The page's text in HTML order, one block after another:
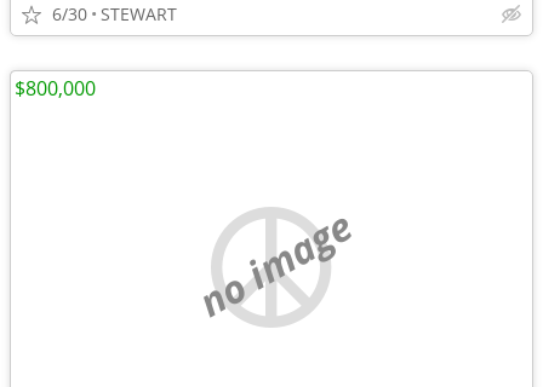
6/30 STEWART
no image
$800,000